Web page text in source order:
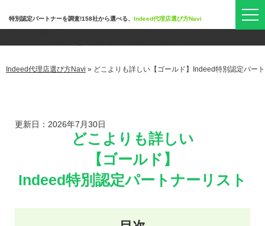
特別認定パートナーを調査!158社から選べる、 Indeed代理店選び方Navi
Indeed代理店選び方Navi » どこよりも詳しい【ゴールド】Indeed特別認定パー
更新日：2026年7月30日
どこよりも詳しい
【ゴールド】
Indeed特別認定パートナーリスト